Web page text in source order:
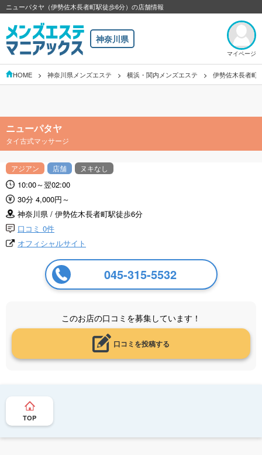
ニューパタヤ（伊勢佐木長者町駅徒歩6分）の店舗情報
神奈川県
マイページ
HOME 神奈川県メンズエステ 横浜・関内メンズエステ 伊勢佐木長者町
ニューパタヤ
タイ古式マッサージ
アジアン 店舗 ヌキなし
10:00～翌02:00
30分 4,000円～
神奈川県 / 伊勢佐木長者町駅徒歩6分
口コミ 0件
オフィシャルサイト
045-315-5532
このお店の口コミを募集しています！
口コミを投稿する
TOP